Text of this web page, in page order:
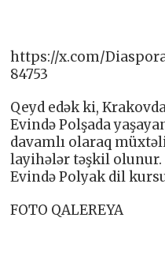
https://x.com/
84753
Qeyd edək ki,
Evində Polşada
davamlı olaraq
layihələr təşkil olunur.
Evində Polyak dil
FOTO QALEREYA